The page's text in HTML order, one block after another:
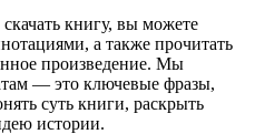
книгу, вы можете
а также прочитать
произведение. Мы
— это ключевые фразы,
суть книги, раскрыть
истории.